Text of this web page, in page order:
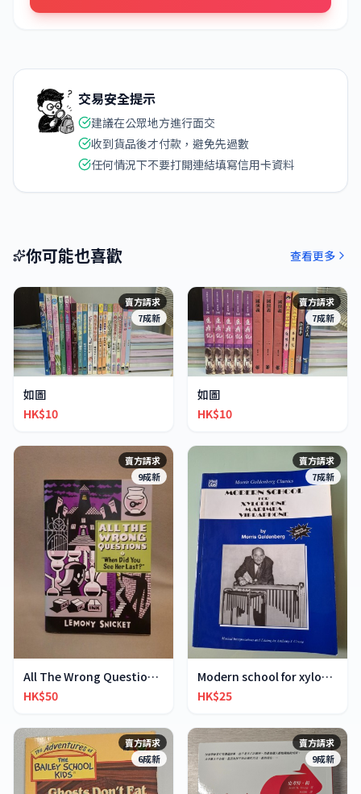
交易安全提示
建議在公眾地方進行面交
收到貨品後才付款，避免先過數
任何情況下不要打開連結填寫信用卡資料
你可能也喜歡 查看更多
賣方請求
7成新
如圖
HK$10
賣方請求
7成新
如圖
HK$10
賣方請求
9成新
All The Wrong Questions 2: "When Did You See Her L
HK$50
賣方請求
7成新
Modern school for xylophone marimba vibraphone
HK$25
賣方請求
6成新
賣方請求
9成新